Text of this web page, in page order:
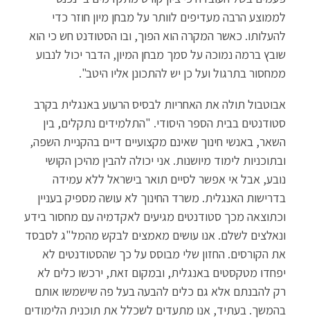
לממוצע הרבה מעדיפים לוותר על מבחן מיון חוזר כדי
להעלותו. כאשר המקרה הוא הפוך, ובו הסטודנט חש כי הוא
שובץ ברמה נמוכה על סמך מבחן המיון, הדבר יכול לנבוע
ממחסור בתרגול ועל כן יש להתכונן אליו היטב".
אבוטבול תולה את האחריות לבסיס הרעוע באנגלית בקרב
סטודנטים בבית הספר היסודי. "התלמידים נתקלים, בין
השאר, באנשי חינוך שאינם מקצועיים דיים בהקניית השפה,
ובתוכניות לימוד מיושנות. אני יכולה להבין מהיכן הקושי
נובע, אבל אי אפשר לסיים תואר בישראל ללא עמידה
בדרישות האנגלית. משרד החינוך לא עושה מספיק בעניין
וכתוצאה מכך סטודנטים מגיעים לאקדמיה עם מחסור בידע
ונאלצים לשלם. אנו עושים מאמצים לבקש מהמל"ג לסבסד
את הקורסים. החזון שלי מבוסס על כך שהסטודנטים לא
יפחדו מטקסטים באנגלית, ובמקום זאת, ירכשו כלים לא
רק להבנתם אלא גם כלים להבעה בעל פה שישמשו אותם
בהמשך. בעתיד, אנו מתעדים לשכלל את תוכנית הלימודים